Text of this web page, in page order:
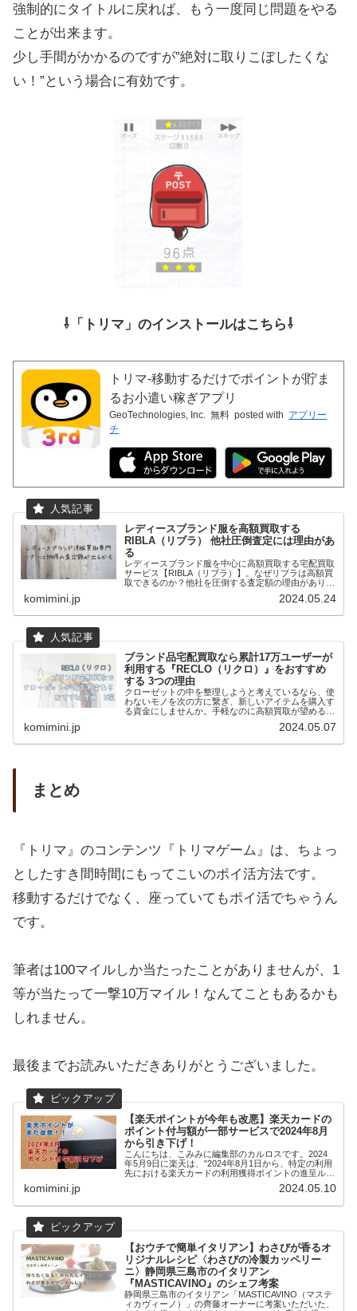
強制的にタイトルに戻れば、もう一度同じ問題をやる
ことが出来ます。
少し手間がかかるのですが”絶対に取りこぼしたくな
い！”という場合に有効です。
⇩「トリマ」のインストールはこちら⇩
トリマ-移動するだけでポイントが貯ま
るお小遣い稼ぎアプリ
GeoTechnologies, Inc. 無料 posted with アプリー
チ
レディースブランド服を高額買取する
RIBLA（リブラ） 他社圧倒査定には理由があ
る
レディースブランド服を中心に高額買取する宅配買取
サービス【RIBLA（リブラ）】。なぜリブラは高額買
取できるのか？他社を圧倒する査定額の理由がありま
komimini.jp 2024.05.24
ブランド品宅配買取なら累計17万ユーザーが
利用する『RECLO（リクロ）』をおすすめ
する 3つの理由
クローゼットの中を整理しようと考えているなら、使
わないモノを次の方に繋ぎ、新しいアイテムを購入す
る資金にしませんか。手軽なのに高額買取が望めるブ
komimini.jp 2024.05.07
まとめ
『トリマ』のコンテンツ『トリマゲーム』は、ちょっ
としたすき間時間にもってこいのポイ活方法です。
移動するだけでなく、座っていてもポイ活でちゃうん
です。
筆者は100マイルしか当たったことがありませんが、1
等が当たって一撃10万マイル！なんてこともあるかも
しれません。
最後までお読みいただきありがとうございました。
【楽天ポイントが今年も改悪】楽天カードの
ポイント付与額が一部サービスで2024年8月
から引き下げ！
こんにちは、こみみに編集部のカルロスです。2024
年5月9日に楽天は、"2024年8月1日から、特定の利用
先における楽天カードの利用獲得ポイントの進呈ルー
komimini.jp 2024.05.10
【おウチで簡単イタリアン】わさびが香るオ
リジナルレシピ〈わさびの冷製カッペリー
ニ〉静岡県三島市のイタリアン
『MASTICAVINO』のシェフ考案
静岡県三島市のイタリアン「MASTICAVINO（マステ
ィカヴィーノ）」の齊藤オーナーに考案いただいた、